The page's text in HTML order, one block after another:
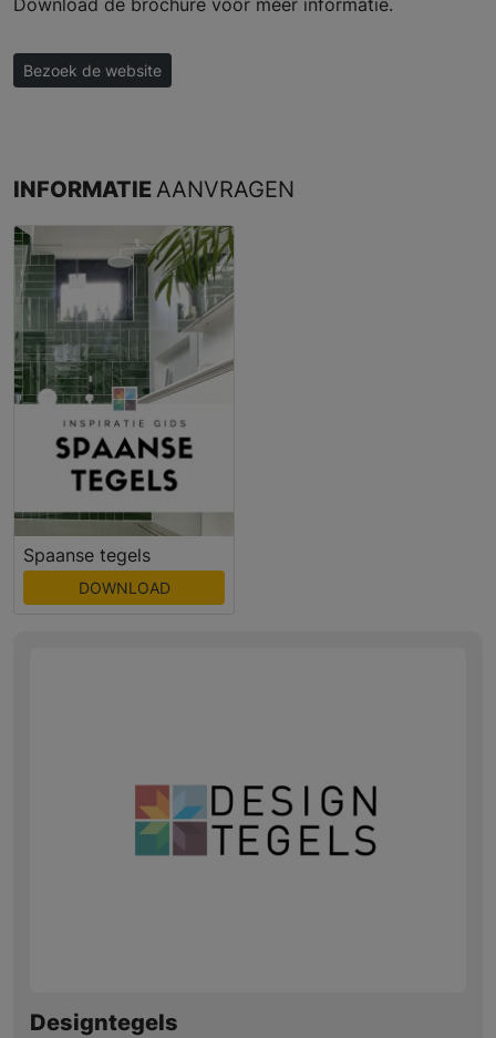
Download de brochure voor meer informatie.
Bezoek de website
INFORMATIEAANVRAGEN
Spaanse tegels
DOWNLOAD
Designtegels